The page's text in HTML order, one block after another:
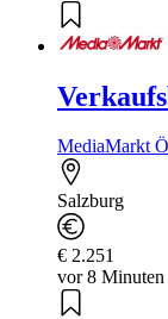
MediaMarkt
Salzburg
€ 2.251
vor 8 Minuten